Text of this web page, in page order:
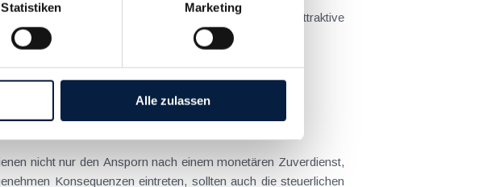
Statistiken Marketing
Alle zulassen
nach Arbeitskräften bieten auch für Ferialjobs attraktive
nicht nur den Ansporn nach einem...
zu beachten
nicht nur den Ansporn nach einem monetären Zuverdienst,
Konsequenzen eintreten, sollten auch die steuerlichen